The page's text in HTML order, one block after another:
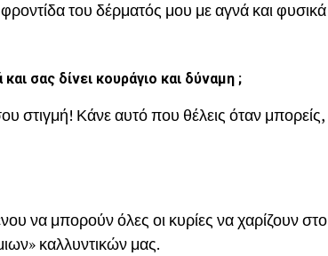
του δέρματός μου με αγνά και φυσικά
σας δίνει κουράγιο και δύναμη ;
στιγμή! Κάνε αυτό που θέλεις όταν μπορείς,
να μπορούν όλες οι κυρίες να χαρίζουν στο
καλλυντικών μας.